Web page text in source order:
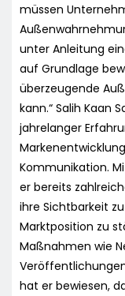
müssen
unter Anleitung
auf Grundlage
überzeugende
kann.“ Salih Kaan
jahrelanger
Kommunikation.
er bereits
ihre Sichtbarkeit
Marktposition zu
Maßnahmen wie
hat er bewiesen,